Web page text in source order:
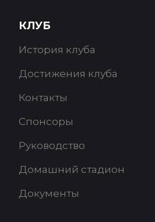
КЛУБ
История клуба
Достижения клуба
Контакты
Спонсоры
Руководство
Домашний стадион
Документы